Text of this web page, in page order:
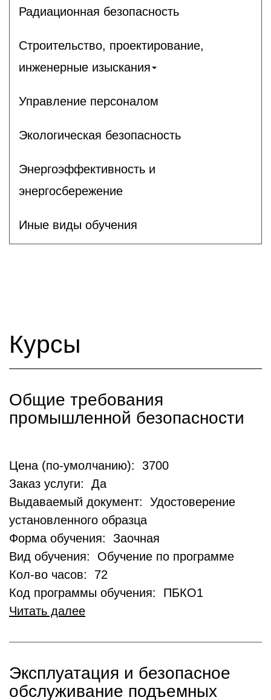
Радиационная безопасность
Строительство, проектирование,
инженерные изыскания
Управление персоналом
Экологическая безопасность
Энергоэффективность и
энергосбережение
Иные виды обучения
Курсы
Общие требования
промышленной безопасности
Цена (по-умолчанию): 3700
Заказ услуги: Да
Выдаваемый документ: Удостоверение
установленного образца
Форма обучения: Заочная
Вид обучения: Обучение по программе
Кол-во часов: 72
Код программы обучения: ПБКО1
Читать далее
Эксплуатация и безопасное
обслуживание подъемных